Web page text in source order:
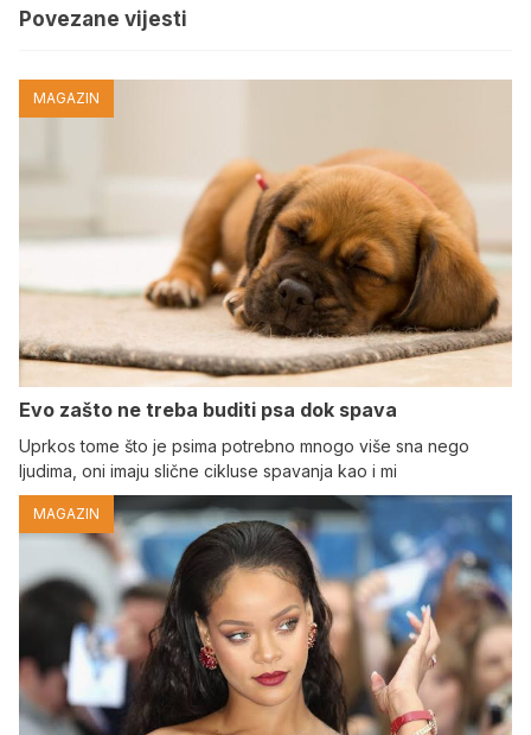
Povezane vijesti
MAGAZIN
Evo zašto ne treba buditi psa dok spava
Uprkos tome što je psima potrebno mnogo više sna nego
ljudima, oni imaju slične cikluse spavanja kao i mi
MAGAZIN